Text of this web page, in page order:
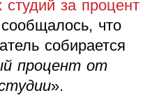
студий за процент
что
собирается
процент от
».